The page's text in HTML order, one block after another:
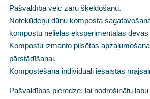
Pašvaldība veic zaru šķeldošanu.
Notekūdeņu dūņu komposta
kompostu nelielās eksperimentālās
Kompostu izmanto pilsētas
pārstādīšanai.
Kompostēšanā individuāli iesaistās
Pašvaldības pieredze: lai nodrošinātu